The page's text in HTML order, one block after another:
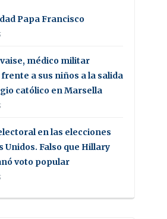
Papa Francisco
médico militar
a sus niños a la salida
católico en Marsella
en las elecciones
Unidos. Falso que Hillary
voto popular